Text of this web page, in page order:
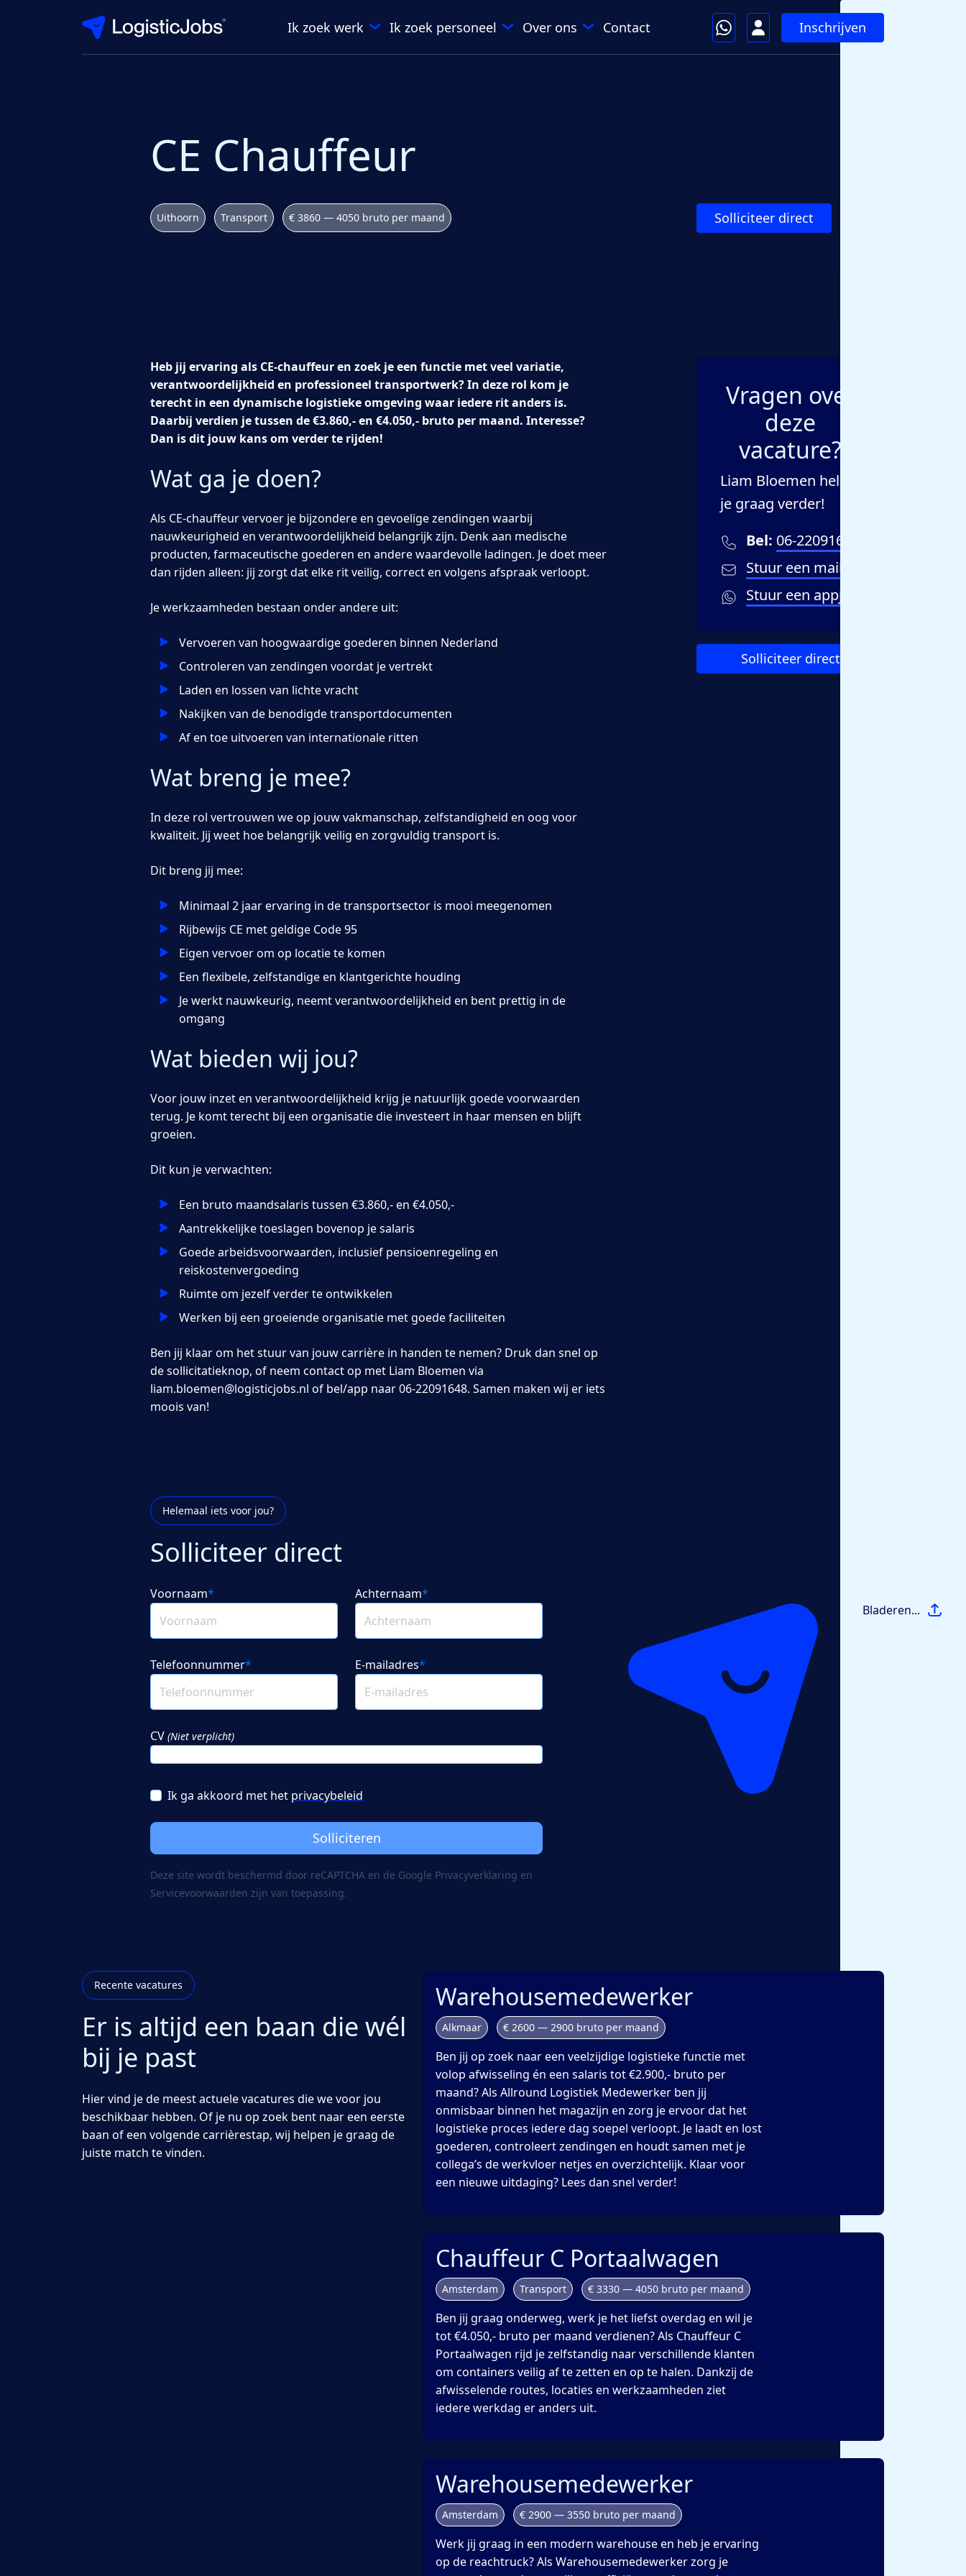
Ik zoek werk Ik zoek personeel Over ons Contact Inschrijven
CE Chauffeur
Uithoorn Transport € 3860 — 4050 bruto per maand Solliciteer direct
Heb jij ervaring als CE-chauffeur en zoek je een functie met veel variatie,
verantwoordelijkheid en professioneel transportwerk? In deze rol kom je
terecht in een dynamische logistieke omgeving waar iedere rit anders is.
Daarbij verdien je tussen de €3.860,- en €4.050,- bruto per maand. Interesse?
Dan is dit jouw kans om verder te rijden!
Wat ga je doen?
Als CE-chauffeur vervoer je bijzondere en gevoelige zendingen waarbij
nauwkeurigheid en verantwoordelijkheid belangrijk zijn. Denk aan medische
producten, farmaceutische goederen en andere waardevolle ladingen. Je doet meer
dan rijden alleen: jij zorgt dat elke rit veilig, correct en volgens afspraak verloopt.
Je werkzaamheden bestaan onder andere uit:
Vervoeren van hoogwaardige goederen binnen Nederland
Controleren van zendingen voordat je vertrekt
Laden en lossen van lichte vracht
Nakijken van de benodigde transportdocumenten
Af en toe uitvoeren van internationale ritten
Wat breng je mee?
In deze rol vertrouwen we op jouw vakmanschap, zelfstandigheid en oog voor
kwaliteit. Jij weet hoe belangrijk veilig en zorgvuldig transport is.
Dit breng jij mee:
Minimaal 2 jaar ervaring in de transportsector is mooi meegenomen
Rijbewijs CE met geldige Code 95
Eigen vervoer om op locatie te komen
Een flexibele, zelfstandige en klantgerichte houding
Je werkt nauwkeurig, neemt verantwoordelijkheid en bent prettig in de
omgang
Wat bieden wij jou?
Voor jouw inzet en verantwoordelijkheid krijg je natuurlijk goede voorwaarden
terug. Je komt terecht bij een organisatie die investeert in haar mensen en blijft
groeien.
Dit kun je verwachten:
Een bruto maandsalaris tussen €3.860,- en €4.050,-
Aantrekkelijke toeslagen bovenop je salaris
Goede arbeidsvoorwaarden, inclusief pensioenregeling en
reiskostenvergoeding
Ruimte om jezelf verder te ontwikkelen
Werken bij een groeiende organisatie met goede faciliteiten
Ben jij klaar om het stuur van jouw carrière in handen te nemen? Druk dan snel op
de sollicitatieknop, of neem contact op met Liam Bloemen via
liam.bloemen@logisticjobs.nl of bel/app naar 06-22091648. Samen maken wij er iets
moois van!
Vragen over
deze
vacature?
Liam Bloemen helpt
je graag verder!
Bel: 06-22091648
Stuur een mailtje
Stuur een appje
Solliciteer direct
Helemaal iets voor jou?
Solliciteer direct
Voornaam* Achternaam*
Telefoonnummer* E-mailadres*
CV (Niet verplicht)
Bladeren...
Ik ga akkoord met het privacybeleid
Solliciteren
Deze site wordt beschermd door reCAPTCHA en de Google Privacy­verklaring en
Servicevoorwaarden zijn van toepassing.
Recente vacatures
Er is altijd een baan die wél
bij je past
Hier vind je de meest actuele vacatures die we voor jou
beschikbaar hebben. Of je nu op zoek bent naar een eerste
baan of een volgende carrièrestap, wij helpen je graag de
juiste match te vinden.
Warehousemedewerker
Alkmaar € 2600 — 2900 bruto per maand
Ben jij op zoek naar een veelzijdige logistieke functie met
volop afwisseling én een salaris tot €2.900,- bruto per
maand? Als Allround Logistiek Medewerker ben jij
onmisbaar binnen het magazijn en zorg je ervoor dat het
logistieke proces iedere dag soepel verloopt. Je laadt en lost
goederen, controleert zendingen en houdt samen met je
collega’s de werkvloer netjes en overzichtelijk. Klaar voor
een nieuwe uitdaging? Lees dan snel verder!
Chauffeur C Portaalwagen
Amsterdam Transport € 3330 — 4050 bruto per maand
Ben jij graag onderweg, werk je het liefst overdag en wil je
tot €4.050,- bruto per maand verdienen? Als Chauffeur C
Portaalwagen rijd je zelfstandig naar verschillende klanten
om containers veilig af te zetten en op te halen. Dankzij de
afwisselende routes, locaties en werkzaamheden ziet
iedere werkdag er anders uit.
Warehousemedewerker
Amsterdam € 2900 — 3550 bruto per maand
Werk jij graag in een modern warehouse en heb je ervaring
op de reachtruck? Als Warehousemedewerker zorg je